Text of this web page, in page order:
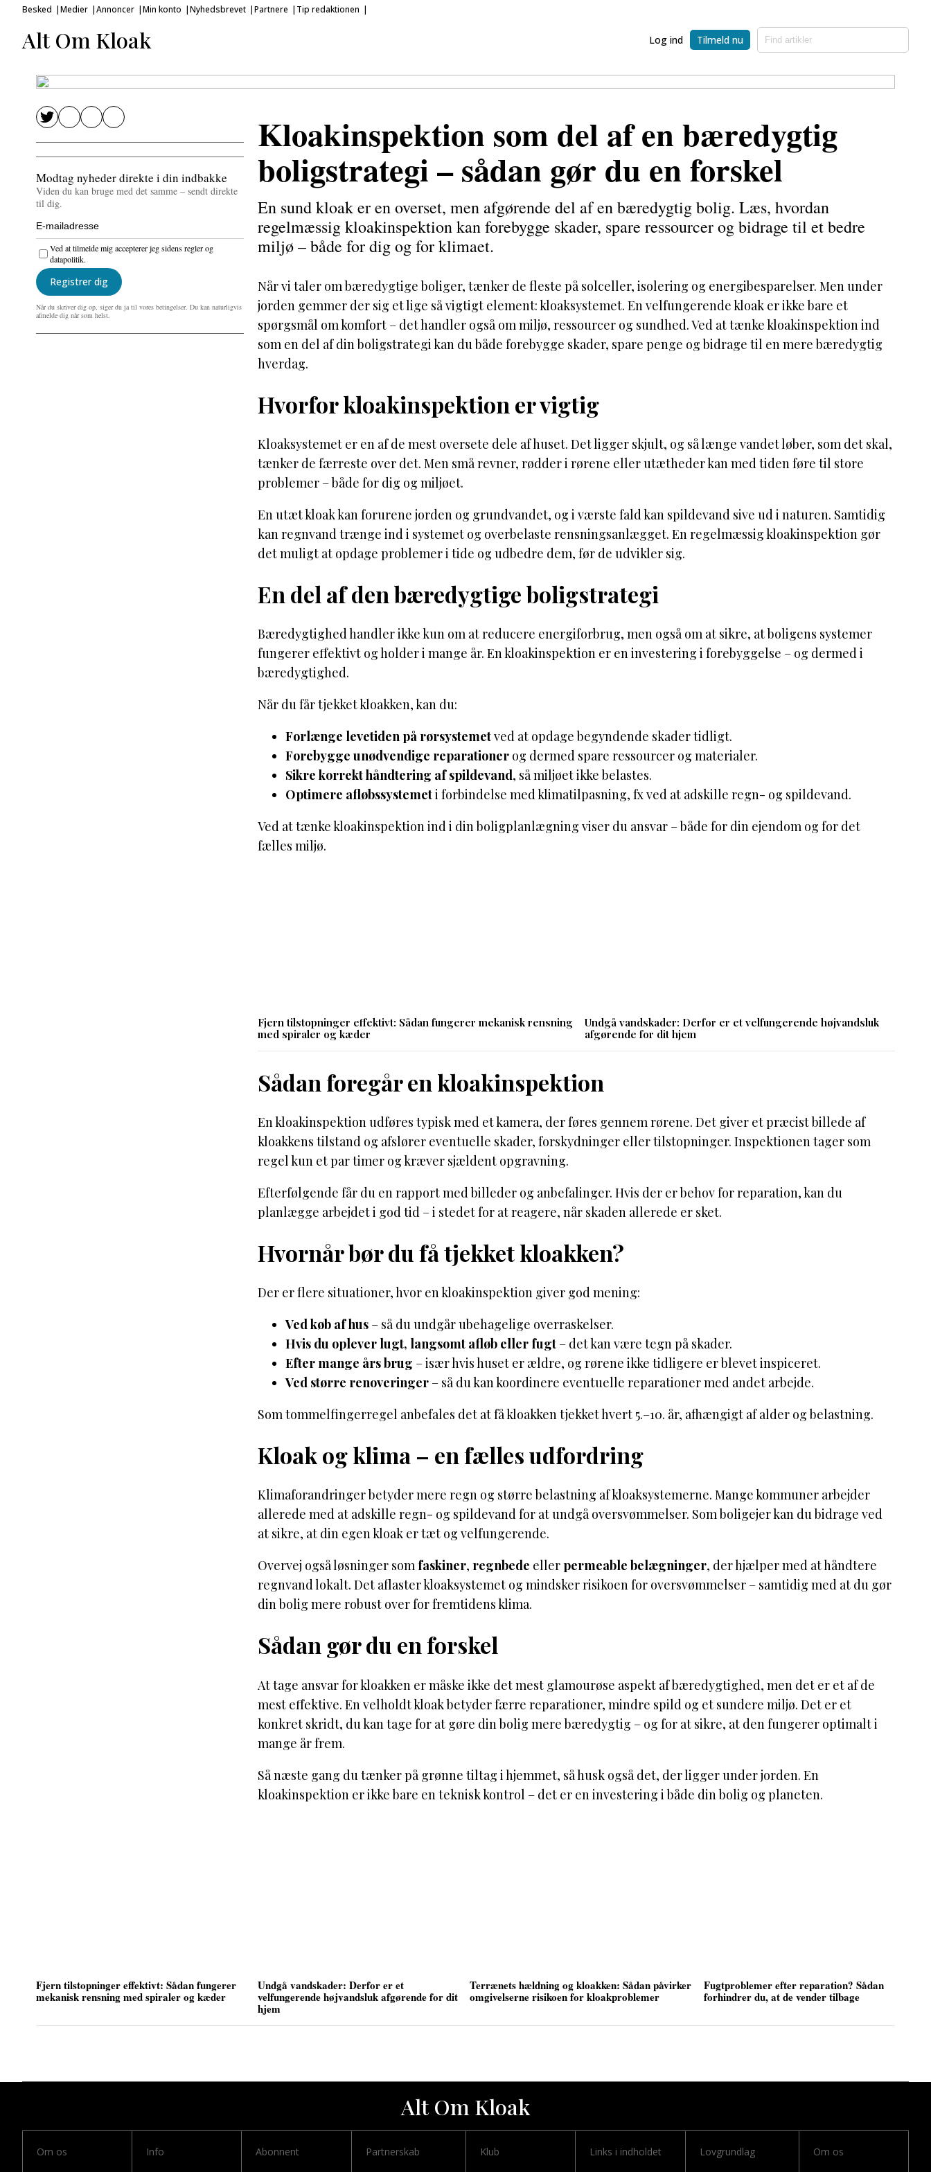
Besked Medier Annoncer Min konto Nyhedsbrevet Partnere Tip redaktionen
Alt Om Kloak Log ind Tilmeld nu
Kloakinspektion som del af en bæredygtig
boligstrategi – sådan gør du en forskel
En sund kloak er en overset, men afgørende del af en bæredygtig bolig. Læs, hvordan
regelmæssig kloakinspektion kan forebygge skader, spare ressourcer og bidrage til et bedre
miljø – både for dig og for klimaet.
Når vi taler om bæredygtige boliger, tænker de fleste på solceller, isolering og energibesparelser. Men under
jorden gemmer der sig et lige så vigtigt element: kloaksystemet. En velfungerende kloak er ikke bare et
spørgsmål om komfort – det handler også om miljø, ressourcer og sundhed. Ved at tænke kloakinspektion ind
som en del af din boligstrategi kan du både forebygge skader, spare penge og bidrage til en mere bæredygtig
hverdag.
Hvorfor kloakinspektion er vigtig
Kloaksystemet er en af de mest oversete dele af huset. Det ligger skjult, og så længe vandet løber, som det skal,
tænker de færreste over det. Men små revner, rødder i rørene eller utætheder kan med tiden føre til store
problemer – både for dig og miljøet.
En utæt kloak kan forurene jorden og grundvandet, og i værste fald kan spildevand sive ud i naturen. Samtidig
kan regnvand trænge ind i systemet og overbelaste rensningsanlægget. En regelmæssig kloakinspektion gør
det muligt at opdage problemer i tide og udbedre dem, før de udvikler sig.
En del af den bæredygtige boligstrategi
Bæredygtighed handler ikke kun om at reducere energiforbrug, men også om at sikre, at boligens systemer
fungerer effektivt og holder i mange år. En kloakinspektion er en investering i forebyggelse – og dermed i
bæredygtighed.
Når du får tjekket kloakken, kan du:
Forlænge levetiden på rørsystemetved at opdage begyndende skader tidligt.
Forebygge unødvendige reparationer og dermed spare ressourcer og materialer.
Sikre korrekt håndtering af spildevand, så miljøet ikke belastes.
Optimere afløbssystemeti forbindelse med klimatilpasning, fx ved at adskille regn- og spildevand.
Ved at tænke kloakinspektion ind i din boligplanlægning viser du ansvar – både for din ejendom og for det
fælles miljø.
Fjern tilstopninger effektivt: Sådan fungerer mekanisk rensning
med spiraler og kæder
Undgå vandskader: Derfor er et velfungerende højvandsluk
afgørende for dit hjem
Sådan foregår en kloakinspektion
En kloakinspektion udføres typisk med et kamera, der føres gennem rørene. Det giver et præcist billede af
kloakkens tilstand og afslører eventuelle skader, forskydninger eller tilstopninger. Inspektionen tager som
regel kun et par timer og kræver sjældent opgravning.
Efterfølgende får du en rapport med billeder og anbefalinger. Hvis der er behov for reparation, kan du
planlægge arbejdet i god tid – i stedet for at reagere, når skaden allerede er sket.
Hvornår bør du få tjekket kloakken?
Der er flere situationer, hvor en kloakinspektion giver god mening:
Ved køb af hus – så du undgår ubehagelige overraskelser.
Hvis du oplever lugt, langsomt afløb eller fugt – det kan være tegn på skader.
Efter mange års brug – især hvis huset er ældre, og rørene ikke tidligere er blevet inspiceret.
Ved større renoveringer – så du kan koordinere eventuelle reparationer med andet arbejde.
Som tommelfingerregel anbefales det at få kloakken tjekket hvert 5.–10. år, afhængigt af alder og belastning.
Kloak og klima – en fælles udfordring
Klimaforandringer betyder mere regn og større belastning af kloaksystemerne. Mange kommuner arbejder
allerede med at adskille regn- og spildevand for at undgå oversvømmelser. Som boligejer kan du bidrage ved
at sikre, at din egen kloak er tæt og velfungerende.
Overvej også løsninger som faskiner, regnbede eller permeable belægninger, der hjælper med at håndtere
regnvand lokalt. Det aflaster kloaksystemet og mindsker risikoen for oversvømmelser – samtidig med at du gør
din bolig mere robust over for fremtidens klima.
Sådan gør du en forskel
At tage ansvar for kloakken er måske ikke det mest glamourøse aspekt af bæredygtighed, men det er et af de
mest effektive. En velholdt kloak betyder færre reparationer, mindre spild og et sundere miljø. Det er et
konkret skridt, du kan tage for at gøre din bolig mere bæredygtig – og for at sikre, at den fungerer optimalt i
mange år frem.
Så næste gang du tænker på grønne tiltag i hjemmet, så husk også det, der ligger under jorden. En
kloakinspektion er ikke bare en teknisk kontrol – det er en investering i både din bolig og planeten.
Fjern tilstopninger effektivt: Sådan fungerer
mekanisk rensning med spiraler og kæder
Undgå vandskader: Derfor er et
velfungerende højvandsluk afgørende for dit
hjem
Terrænets hældning og kloakken: Sådan påvirker
omgivelserne risikoen for kloakproblemer
Fugtproblemer efter reparation? Sådan
forhindrer du, at de vender tilbage
Modtag nyheder direkte i din indbakke
Viden du kan bruge med det samme – sendt direkte
til dig.
Registrer dig
Ved at tilmelde mig accepterer jeg sidens regler og
datapolitik.
Når du skriver dig op, siger du ja til vores betingelser. Du kan naturligvis
afmelde dig når som helst.
Alt Om Kloak
Om os
Om os Info Abonnent Partnerskab Klub Links i indholdet Lovgrundlag